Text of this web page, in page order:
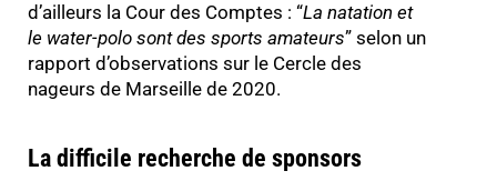
d’ailleurs la Cour des Comptes : “La natation et
le water-polo sont des sports amateurs” selon un
rapport d’observations sur le Cercle des
nageurs de Marseille de 2020.
La difficile recherche de sponsors